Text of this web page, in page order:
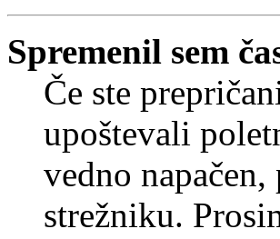
Spremenil sem
Če ste
upoštevali
vedno
strežniku.